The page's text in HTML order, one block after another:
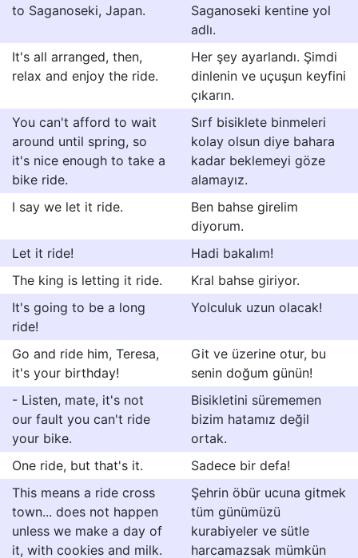
to Saganoseki, Japan.
Saganoseki kentine yol
adlı.
It's all arranged, then,
relax and enjoy the ride.
Her şey ayarlandı. Şimdi
dinlenin ve uçuşun keyfini
çıkarın.
You can't afford to wait
around until spring, so
it's nice enough to take a
bike ride.
Sırf bisiklete binmeleri
kolay olsun diye bahara
kadar beklemeyi göze
alamayız.
I say we let it ride.
Ben bahse girelim
diyorum.
Let it ride!
Hadi bakalım!
The king is letting it ride.
Kral bahse giriyor.
It's going to be a long
ride!
Yolculuk uzun olacak!
Go and ride him, Teresa,
it's your birthday!
Git ve üzerine otur, bu
senin doğum günün!
- Listen, mate, it's not
our fault you can't ride
your bike.
Bisikletini sürememen
bizim hatamız değil
ortak.
One ride, but that's it.
Sadece bir defa!
This means a ride cross
town... does not happen
unless we make a day of
it, with cookies and milk.
Şehrin öbür ucuna gitmek
tüm günümüzü
kurabiyeler ve sütle
harcamazsak mümkün